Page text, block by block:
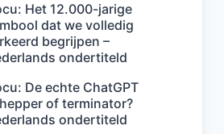
Het 12.000-jarige
dat we volledig
begrijpen –
ondertiteld
De echte ChatGPT
of terminator?
ondertiteld